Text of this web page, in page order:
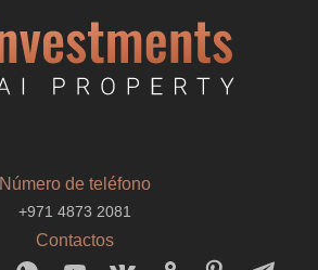
Número de teléfono
+971 4873 2081
Contactos